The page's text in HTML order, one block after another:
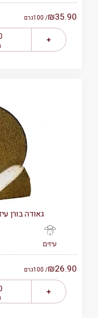
₪35.90
/ 100 גרם
גאודה בורן
עיזים
₪26.90
/ 100 גרם